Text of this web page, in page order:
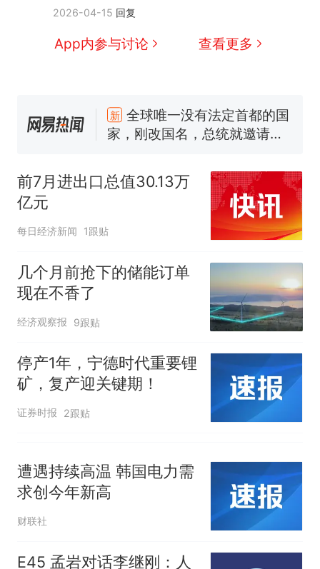
2026-04-15 回复
App内参与讨论 查看更多
新 全球唯一没有法定首都的国
家，刚改国名，总统就邀请中
线一圈，还曾两次到中国寻根
母瘫痪 轰-6J实力有多强？
5万的小车卖不动，40万以上
空调24小时开着反而更省电？
大雨将至一家老小6分钟抢收完
十多万人报名的考试，成绩
全部作废，公平么？
前7月进出口总值30.13万
亿元
每日经济新闻 1跟贴
几个月前抢下的储能订单
现在不香了
经济观察报 9跟贴
停产1年，宁德时代重要锂
矿，复产迎关键期！
证券时报 2跟贴
遭遇持续高温 韩国电力需
求创今年新高
财联社
E45 孟岩对话李继刚：人